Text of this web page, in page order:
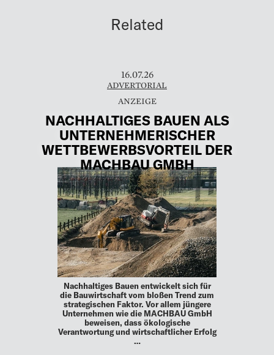
Related
16.07.26
ADVERTORIAL
NACHHALTIGES BAUEN ALS
UNTERNEHMERISCHER
WETTBEWERBSVORTEIL DER
MACHBAU GMBH
Nachhaltiges Bauen entwickelt sich für
die Bauwirtschaft vom bloßen Trend zum
strategischen Faktor. Vor allem jüngere
Unternehmen wie die MACHBAU GmbH
beweisen, dass ökologische
Verantwortung und wirtschaftlicher Erfolg
…